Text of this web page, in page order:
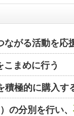
ながる活動を応
こまめに行う
積極的に購入す
の分別を行い、